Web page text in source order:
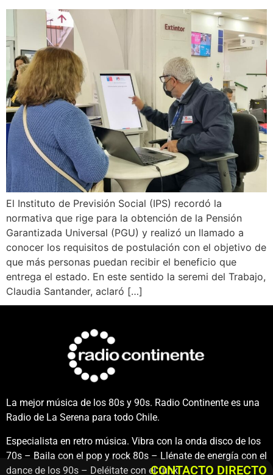
El Instituto de Previsión Social (IPS) recordó la
normativa que rige para la obtención de la Pensión
Garantizada Universal (PGU) y realizó un llamado a
conocer los requisitos de postulación con el objetivo de
que más personas puedan recibir el beneficio que
entrega el estado. En este sentido la seremi del Trabajo,
Claudia Santander, aclaró […]
La mejor música de los 80s y 90s. Radio Continente es una
Radio de La Serena para todo Chile.
Especialista en retro música. Vibra con la onda disco de los
70s – Baila con el pop y rock 80s – Llénate de energía con el
dance de los 90s – Deléitate con el funk.CONTACTO DIRECTO